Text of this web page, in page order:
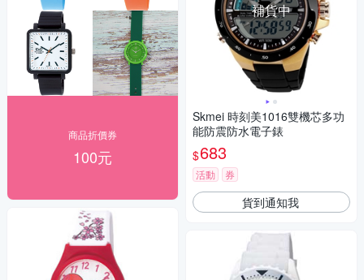
商品折價券
100元
補貨中
Skmei 時刻美1016雙機芯多功
能防震防水電子錶
$683
活動 券
貨到通知我